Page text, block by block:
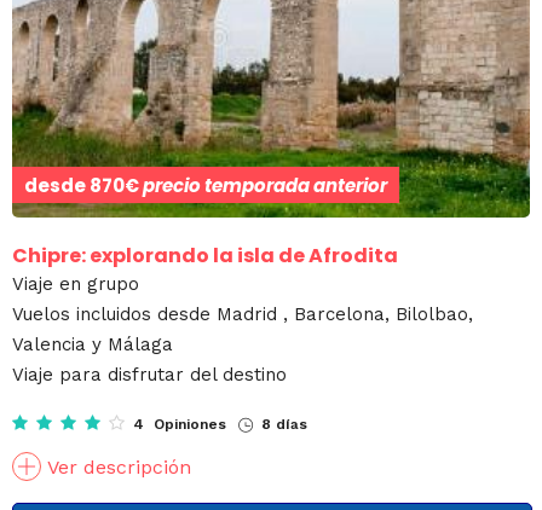
desde870€precio temporada anterior
Chipre: explorando la isla de Afrodita
Viaje en grupo
Vuelos incluidos desde Madrid , Barcelona, Bilolbao,
Valencia y Málaga
Viaje para disfrutar del destino
4 Opiniones 8 días
Ver descripción